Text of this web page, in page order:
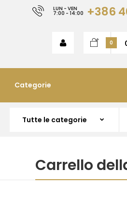
LUN - VEN
7:00 - 14:00 +386
0
Categorie
Carrello